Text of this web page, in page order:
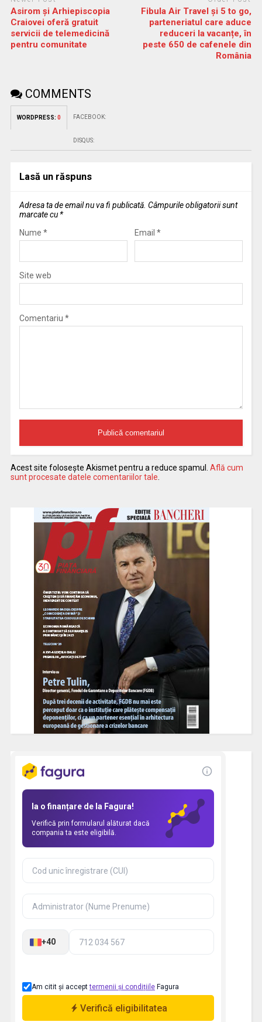
Asirom și Arhiepiscopia
Craiovei oferă gratuit
servicii de telemedicină
pentru comunitate
Fibula Air Travel și 5 to go,
parteneriatul care aduce
reduceri la vacanțe, în
peste 650 de cafenele din
România
COMMENTS
WORDPRESS: 0 FACEBOOK:
DISQUS:
Lasă un răspuns
Adresa ta de email nu va fi publicată. Câmpurile obligatorii sunt
marcate cu *
Nume * Email *
Site web
Comentariu *
Acest site folosește Akismet pentru a reduce spamul. Află cum
sunt procesate datele comentariilor tale